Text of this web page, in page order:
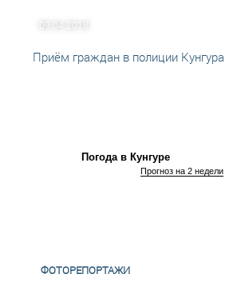
09.04.2018
Приём граждан в полиции Кунгура
Погода в Кунгуре
Прогноз на 2 недели
ФОТОРЕПОРТАЖИ